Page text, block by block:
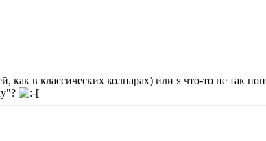
как в классических колпарах) или я что-то не так